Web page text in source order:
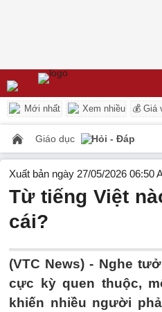
Mới nhất Xem nhiều 💰 Giá
Giáo dục Hỏi - Đáp
Xuất bản ngày 27/05/2026 06:50
Từ tiếng Việt
cái?
(VTC News) - Nghe
cực kỳ quen thuộc,
khiến nhiều người